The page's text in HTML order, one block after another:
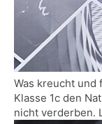
Was kreucht und
Klasse 1c den
nicht verderben.